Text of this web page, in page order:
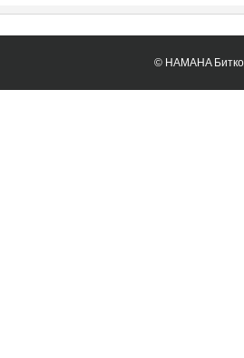
© HAMAHA